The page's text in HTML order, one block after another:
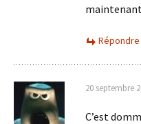
Répondre
20 septembre
C’est